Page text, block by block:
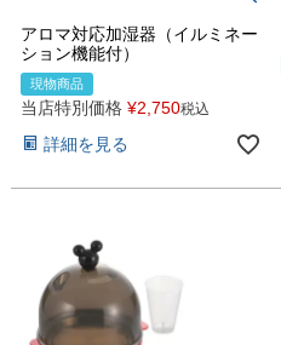
アロマ対応加湿器（イルミネー
ション機能付）
現物商品
当店特別価格 ¥2,750税込
詳細を見る